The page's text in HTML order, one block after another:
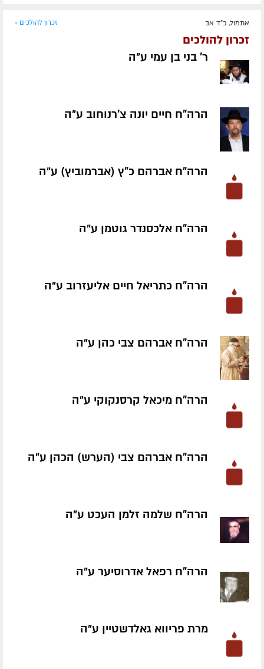
אתמול, כ"ד אב זכרון להולכים »
זכרון להולכים
ר' בני בן עמי ע״ה
הרה"ח חיים יונה צ'רנוחוב ע״ה
הרה"ח אברהם כ"ץ (אברמוביץ) ע״ה
הרה"ח אלכסנדר גוטמן ע״ה
הרה"ח כתריאל חיים אליעזרוב ע״ה
הרה"ח אברהם צבי כהן ע״ה
הרה"ח מיכאל קרסנקוקי ע״ה
הרה"ח אברהם צבי (הערש) הכהן ע״ה
הרה"ח שלמה זלמן העכט ע״ה
הרה"ח רפאל אדרוסיער ע״ה
מרת פריווא גאלדשטיין ע״ה